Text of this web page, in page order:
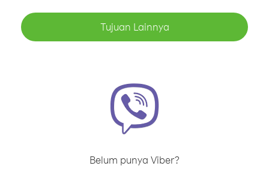
Tujuan Lainnya
Belum punya Viber?